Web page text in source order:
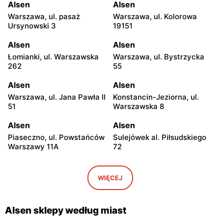
Alsen
Warszawa, ul. pasaż
Ursynowski 3
Alsen
Warszawa, ul. Kolorowa
19151
Alsen
Łomianki, ul. Warszawska
262
Alsen
Warszawa, ul. Bystrzycka
55
Alsen
Warszawa, ul. Jana Pawła II
51
Alsen
Konstancin-Jeziorna, ul.
Warszawska 8
Alsen
Piaseczno, ul. Powstańców
Warszawy 11A
Alsen
Sulejówek al. Piłsudskiego
72
Alsen
Legionowo, ul. Marsz.
Józefa Piłsudskiego 31/215
Alsen
Otwock, ul. Józefa
Alsen
WIĘCEJ
Alsen sklepy według miast